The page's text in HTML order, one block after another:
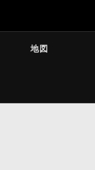
地図